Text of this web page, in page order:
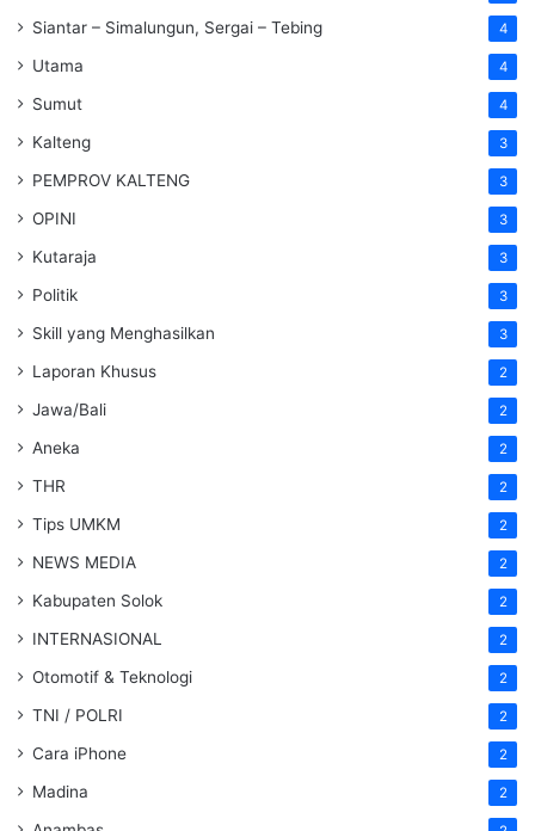
Siantar – Simalungun, Sergai – Tebing 4
Utama 4
Sumut 4
Kalteng 3
PEMPROV KALTENG 3
OPINI 3
Kutaraja 3
Politik 3
Skill yang Menghasilkan 3
Laporan Khusus 2
Jawa/Bali 2
Aneka 2
THR 2
Tips UMKM 2
NEWS MEDIA 2
Kabupaten Solok 2
INTERNASIONAL 2
Otomotif & Teknologi 2
TNI / POLRI 2
Cara iPhone 2
Madina 2